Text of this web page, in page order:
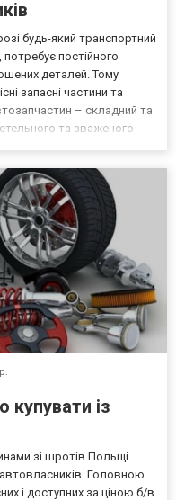
будь-який транспортний
постійного
деталей. Тому
запасні частини та
– складний та
та зваженого
купувати із
зі шротів Польщі
Головною
і доступних за ціною б/в